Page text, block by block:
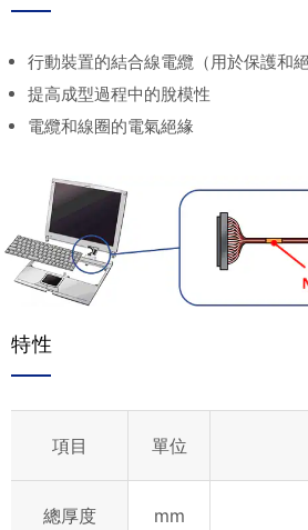
行動裝置的結合線電纜（用於保護和絕
提高成型過程中的脫模性
電纜和線圈的電氣絕緣
特性
項目 單位
總厚度 mm